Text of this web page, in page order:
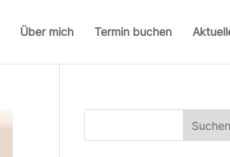
Über mich Termin buchen
Suchen